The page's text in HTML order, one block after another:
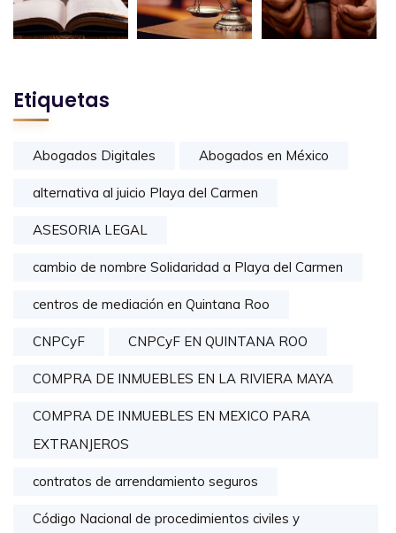
Etiquetas
Abogados Digitales Abogados en México
alternativa al juicio Playa del Carmen
ASESORIA LEGAL
cambio de nombre Solidaridad a Playa del Carmen
centros de mediación en Quintana Roo
CNPCyF CNPCyF EN QUINTANA ROO
COMPRA DE INMUEBLES EN LA RIVIERA MAYA
COMPRA DE INMUEBLES EN MEXICO PARA
EXTRANJEROS
contratos de arrendamiento seguros
Código Nacional de procedimientos civiles y